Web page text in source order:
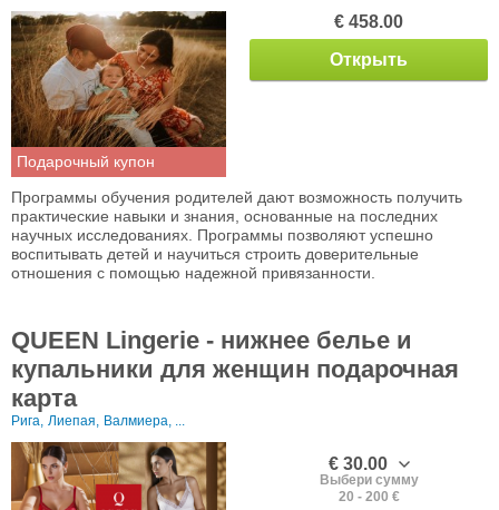
Подарочный купон
€ 458.00
Открыть
Программы обучения родителей дают возможность получить
практические навыки и знания, основанные на последних
научных исследованиях. Программы позволяют успешно
воспитывать детей и научиться строить доверительные
отношения с помощью надежной привязанности.
QUEEN Lingerie - нижнее белье и
купальники для женщин подарочная
карта
Рига, Лиепая, Валмиера, ...
€ 30.00
Выбери сумму
20 - 200 €